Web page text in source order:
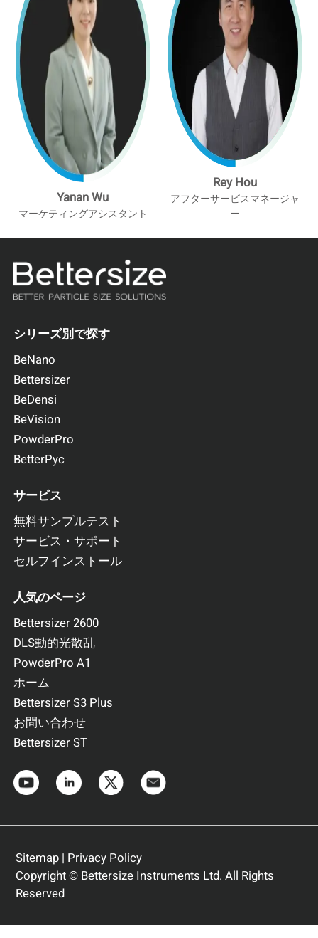
Yanan Wu
マーケティングアシスタント
Rey Hou
アフターサービスマネージャ
ー
シリーズ別で探す
BeNano
Bettersizer
BeDensi
BeVision
PowderPro
BetterPyc
サービス
無料サンプルテスト
サービス・サポート
セルフインストール
人気のページ
Bettersizer 2600
DLS動的光散乱
PowderPro A1
ホーム
Bettersizer S3 Plus
お問い合わせ
Bettersizer ST
Sitemap| Privacy Policy
Copyright © Bettersize Instruments Ltd. All Rights
Reserved